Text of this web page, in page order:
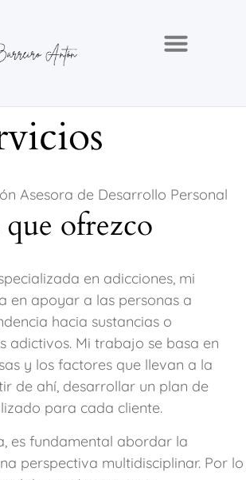
Asesora de Desarrollo Personal
ofrezco
en adicciones, mi
en apoyar a las personas a
hacia sustancias o
adictivos. Mi trabajo se basa en
y los factores que llevan a la
de ahí, desarrollar un plan de
para cada cliente.
es fundamental abordar la
perspectiva multidisciplinar. Por lo